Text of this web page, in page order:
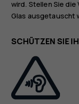
wird. Stellen Sie
Glas ausgetauscht
SCHÜTZEN SIE